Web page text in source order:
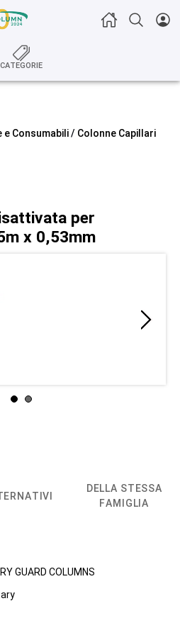
CATEGORIE
e Consumabili/ Colonne Capillari
per
x 0,53mm
DELLA STESSA
FAMIGLIA
GUARD COLUMNS